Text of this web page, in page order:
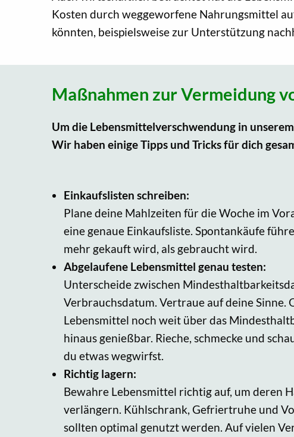
Kosten durch weggeworfene Nahrungsmittel
könnten, beispielsweise zur Unterstützung
Maßnahmen zur Vermeidung
Um die Lebensmittelverschwendung in
Wir haben einige Tipps und Tricks für dich
Einkaufslisten schreiben:
Plane deine Mahlzeiten für die Woche im
eine genaue Einkaufsliste. Spontankäufe
mehr gekauft wird, als gebraucht wird.
Abgelaufene Lebensmittel genau testen:
Unterscheide zwischen
Verbrauchsdatum. Vertraue auf deine Sinne.
Lebensmittel noch weit über das
hinaus genießbar. Rieche, schmecke und
du etwas wegwirfst.
Richtig lagern:
Bewahre Lebensmittel richtig auf, um deren
verlängern. Kühlschrank, Gefriertruhe und
sollten optimal genutzt werden. Auf vielen